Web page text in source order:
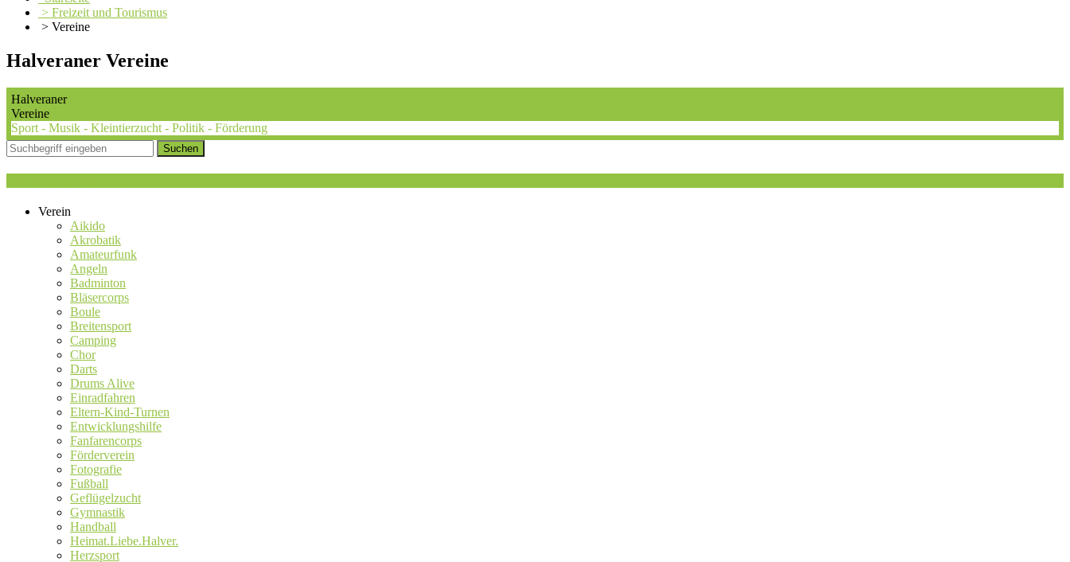
> Freizeit und Tourismus
> Vereine
Halveraner Vereine
Halveraner
Vereine
Sport - Musik - Kleintierzucht - Politik - Förderung
Verein
Aikido
Akrobatik
Amateurfunk
Angeln
Badminton
Bläsercorps
Boule
Breitensport
Camping
Chor
Darts
Drums Alive
Einradfahren
Eltern-Kind-Turnen
Entwicklungshilfe
Fanfarencorps
Förderverein
Fotografie
Fußball
Geflügelzucht
Gymnastik
Handball
Heimat.Liebe.Halver.
Herzsport